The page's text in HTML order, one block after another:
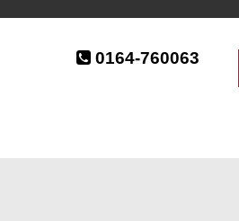
0164-760063